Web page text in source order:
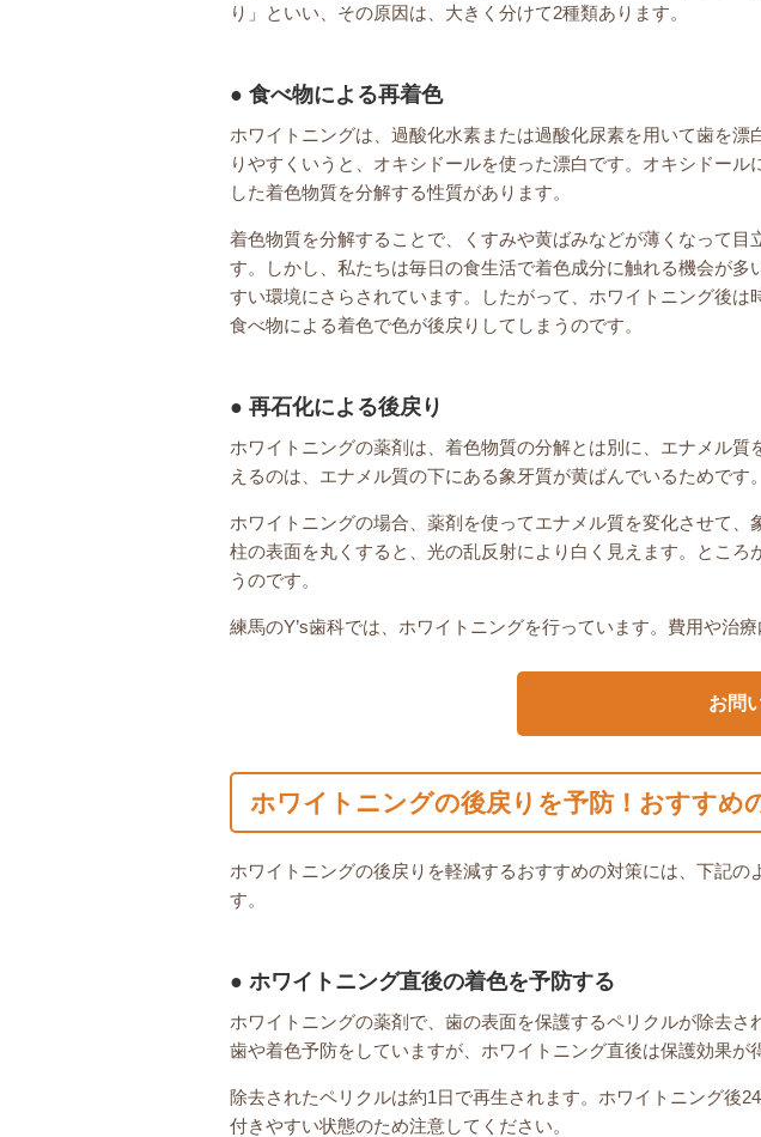
り」といい、その原因は、大きく分けて2種類あります。
食べ物による再着色
ホワイトニングは、過酸化水素または過酸化尿素を用いて歯を漂
りやすくいうと、オキシドールを使った漂白です。オキシドール
した着色物質を分解する性質があります。
着色物質を分解することで、くすみや黄ばみなどが薄くなって目
す。しかし、私たちは毎日の食生活で着色成分に触れる機会が多
すい環境にさらされています。したがって、ホワイトニング後は
食べ物による着色で色が後戻りしてしまうのです。
再石化による後戻り
ホワイトニングの薬剤は、着色物質の分解とは別に、エナメル
えるのは、エナメル質の下にある象牙質が黄ばんでいるためです。
ホワイトニングの場合、薬剤を使ってエナメル質を変化させて
柱の表面を丸くすると、光の乱反射により白く見えます。とこ
うのです。
練馬のY’s歯科では、ホワイトニングを行っています。費用や治
お問
ホワイトニングの後戻りを予防！おすすめ
ホワイトニングの後戻りを軽減するおすすめの対策には、下記の
す。
ホワイトニング直後の着色を予防する
ホワイトニングの薬剤で、歯の表面を保護するペリクルが除去さ
歯や着色予防をしていますが、ホワイトニング直後は保護効果が
除去されたペリクルは約1日で再生されます。ホワイトニング後
付きやすい状態のため注意してください。